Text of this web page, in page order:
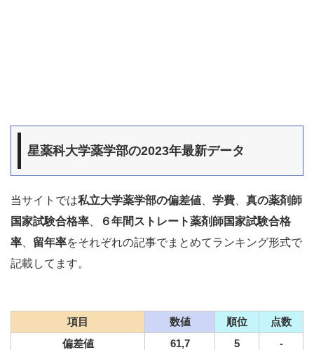
星薬科大学薬学部の2023年最新データ
当サイトでは私立大学薬学部の偏差値 学費
真の薬剤師
国家試験合格率
６年間ストレート薬剤師国家試験合格
率
留年率をそれぞれの記事でまとめてランキング形式で
記載してます。
項目 数値 順位
点数
偏差値
61,7 5
-